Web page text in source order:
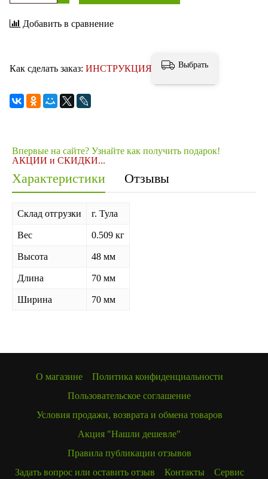
Добавить в сравнение
Как сделать заказ: ИНСТРУКЦИЯ Выбрать
Впервые на сайте? Узнайте как получить подарок!
АКЦИИ и СКИДКИ...
Характеристики Отзывы
Склад отгрузки г. Тула
Вес 0.509 кг
Высота 48 мм
Длина 70 мм
Ширина 70 мм
О магазине
Политика конфиденциальности
Пользовательское соглашение
Условия продажи, возврата и обмена товаров
Акция "Нашли дешевле"
Правила публикации отзывов
Задать вопрос или оставить отзыв
Контакты Сервис